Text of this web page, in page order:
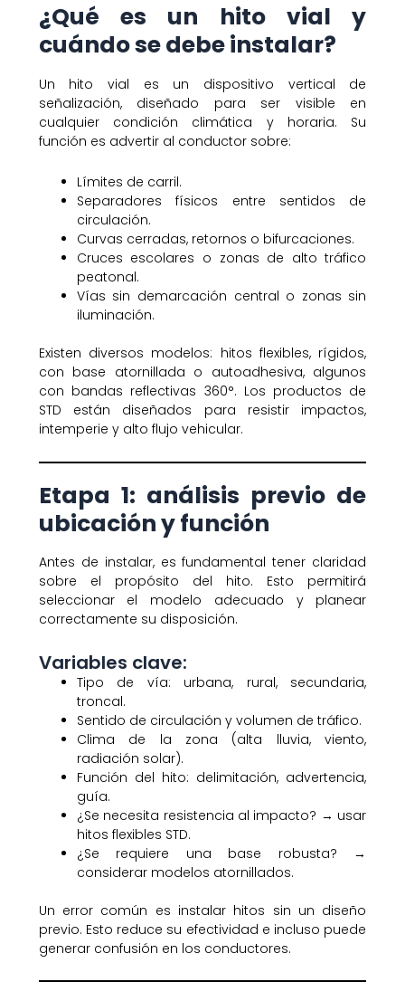
¿Qué es un hito vial y
cuándo se debe instalar?
Un hito vial es un dispositivo vertical de
señalización, diseñado para ser visible en
cualquier condición climática y horaria. Su
función es advertir al conductor sobre:
Límites de carril.
Separadores físicos entre sentidos de
circulación.
Curvas cerradas, retornos o bifurcaciones.
Cruces escolares o zonas de alto tráfico
peatonal.
Vías sin demarcación central o zonas sin
iluminación.
Existen diversos modelos: hitos flexibles, rígidos,
con base atornillada o autoadhesiva, algunos
con bandas reflectivas 360°. Los productos de
STD están diseñados para resistir impactos,
intemperie y alto flujo vehicular.
Etapa 1: análisis previo de
ubicación y función
Antes de instalar, es fundamental tener claridad
sobre el propósito del hito. Esto permitirá
seleccionar el modelo adecuado y planear
correctamente su disposición.
Variables clave:
Tipo de vía: urbana, rural, secundaria,
troncal.
Sentido de circulación y volumen de tráfico.
Clima de la zona (alta lluvia, viento,
radiación solar).
Función del hito: delimitación, advertencia,
guía.
¿Se necesita resistencia al impacto? → usar
hitos flexibles STD.
¿Se requiere una base robusta? →
considerar modelos atornillados.
Un error común es instalar hitos sin un diseño
previo. Esto reduce su efectividad e incluso puede
generar confusión en los conductores.